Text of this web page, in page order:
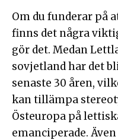
Om du funderar på
finns det några
gör det. Medan
sovjetland har det
senaste 30 åren,
kan tillämpa
Östeuropa på
emanciperade.